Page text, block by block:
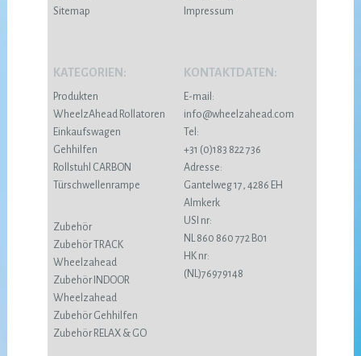
Sitemap
Impressum
KATEGORIEN:
Produkten
WheelzAhead Rollatoren
Einkaufswagen
Gehhilfen
Rollstuhl CARBON
Türschwellenrampe
Zubehör
Zubehör TRACK
Wheelzahead
Zubehör INDOOR
Wheelzahead
Zubehör Gehhilfen
Zubehör RELAX & GO
KONTAKTDATEN:
E-mail:
info@wheelzahead.com
Tel:
+31 (0)183 822 736
Adresse:
Gantelweg 17, 4286 EH
Almkerk
USI nr:
NL 860 860 772 B01
HK nr:
(NL)76979148